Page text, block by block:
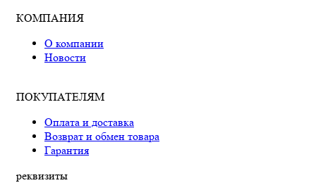
КОМПАНИЯ
О компании
Новости
ПОКУПАТЕЛЯМ
Оплата и доставка
Возврат и обмен товара
Гарантия
реквизиты